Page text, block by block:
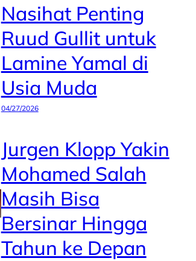
Nasihat Penting
Ruud Gullit untuk
Lamine Yamal di
Usia Muda
04/27/2026
Jurgen Klopp Yakin
Mohamed Salah
Masih Bisa
Bersinar Hingga
Tahun ke Depan